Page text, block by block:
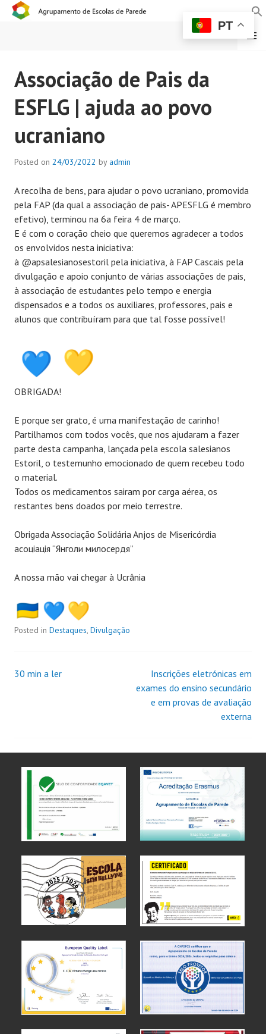
AGRUPAMENTO DE
ESCOLAS DE PAREDE
MENU
Associação de Pais da
ESFLG | ajuda ao povo
ucraniano
Posted on 24/03/2022 by admin
A recolha de bens, para ajudar o povo ucraniano, promovida
pela FAP (da qual a associação de pais- APESFLG é membro
efetivo), terminou na 6a feira 4 de março.
E é com o coração cheio que queremos agradecer a todos
os envolvidos nesta iniciativa:
à @apsalesianosestoril pela iniciativa, à FAP Cascais pela
divulgação e apoio conjunto de várias associações de pais,
à associação de estudantes pelo tempo e energia
dispensados e a todos os auxiliares, professores, pais e
alunos que contribuíram para que tal fosse possível!
OBRIGADA!
E porque ser grato, é uma manifestação de carinho!
Partilhamos com todos vocês, que nos ajudaram a fazer
parte desta campanha, lançada pela escola salesianos
Estoril, o testemunho emocionado de quem recebeu todo
o material.
Todos os medicamentos sairam por carga aérea, os
restantes bens doados por meio terrestre.
Obrigada Associação Solidária Anjos de Misericórdia
асоціація “Янголи милосердя”
A nossa mão vai chegar à Ucrânia
Posted in Destaques, Divulgação
30 min a ler
Inscrições eletrónicas em
exames do ensino secundário
e em provas de avaliação
externa
PT